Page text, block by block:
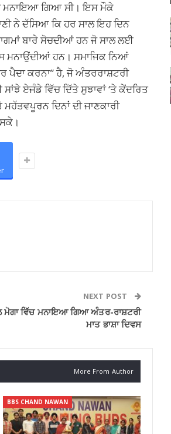
ਮਨਾਇਆ ਗਿਆ ਸੀ। ਇਸ ਮੌਕੇ
ਨੇ ਦੱਸਿਆ ਕਿ ਹਰ ਸਾਲ ਇਹ ਦਿਨ
ਬਾਰੇ ਸੋਚਦੀਆਂ ਹਨ ਜੋ ਸਾਲ ਲਈ
ਮਨਾਉਂਦੀਆਂ ਹਨ। ਸਮਾਜਿਕ ਨਿਆਂ
ਪੈਦਾ ਕਰਨਾ” ਹੈ, ਜੋ ਅੰਤਰਰਾਸ਼ਟਰੀ
ਏਜੰਡੇ ਵਿੱਚ ਦਿੱਤੇ ਸੁਝਾਵਾਂ ‘ਤੇ ਕੇਂਦਰਿਤ
ਦਿਨਾਂ ਦੀ ਜਾਣਕਾਰੀ
NEXT POST
ਵਿੱਚ ਮਨਾਇਆ ਗਿਆ ਅੰਤਰ-ਰਾਸ਼ਟਰੀ
ਮਾਤ ਭਾਸ਼ਾ ਦਿਵਸ
More From Author
BBS CHAND NAWAN